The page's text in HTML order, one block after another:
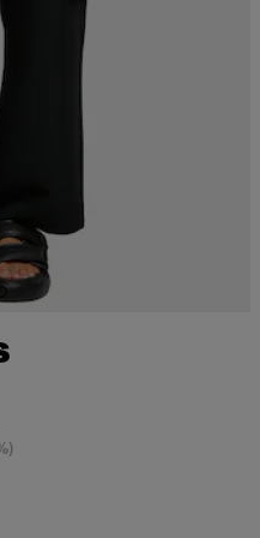
69,99 EUR